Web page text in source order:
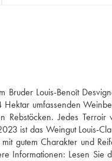
Louis-Benoît
umfassenden
Jedes Terroir
ist das Weingut Louis-
gutem Charakter und
Informationen: Lesen Sie